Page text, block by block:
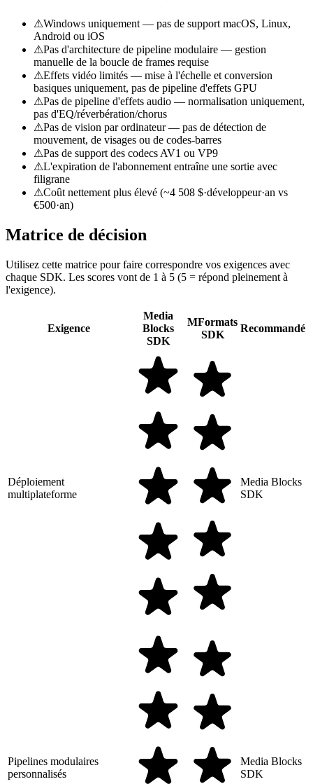
⚠Windows uniquement — pas de support macOS, Linux,
Android ou iOS
⚠Pas d'architecture de pipeline modulaire — gestion
manuelle de la boucle de frames requise
⚠Effets vidéo limités — mise à l'échelle et conversion
basiques uniquement, pas de pipeline d'effets GPU
⚠Pas de pipeline d'effets audio — normalisation uniquement,
pas d'EQ/réverbération/chorus
⚠Pas de vision par ordinateur — pas de détection de
mouvement, de visages ou de codes-barres
⚠Pas de support des codecs AV1 ou VP9
⚠L'expiration de l'abonnement entraîne une sortie avec
filigrane
⚠Coût nettement plus élevé (~4 508 $·développeur·an vs
€500·an)
Matrice de décision
Utilisez cette matrice pour faire correspondre vos exigences avec
chaque SDK. Les scores vont de 1 à 5 (5 = répond pleinement à
l'exigence).
Exigence
Media
Blocks
SDK
MFormats
SDK
Recommandé
Déploiement
multiplateforme
Media Blocks
SDK
Pipelines modulaires
personnalisés
Media Blocks
SDK